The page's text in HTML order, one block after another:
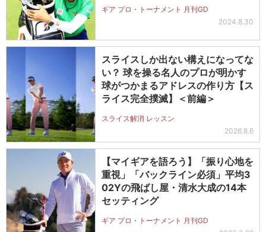
ギア プロ・トーナメント 月刊GD
2024.8.30
スライスしか出ない構えになってな
い？ 球を操る名人のプロが明かす
球がつかまるアドレスの作り方【ス
ライス完全撲滅】＜前編＞
スライス解消 レッスン
2026.8.6
【マイギアを語ろう】「振り心地を
重視」「バックライン必須」平均3
02Yの飛ばし屋・清水大成の14本
セッティング
ギア プロ・トーナメント 月刊GD